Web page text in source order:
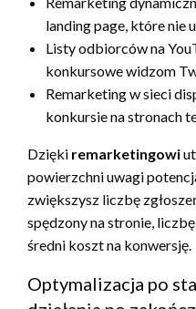
landing page, które nie
Listy odbiorców na
konkursowe widzom
Remarketing w sieci
konkursie na stronach
Dzięki remarketingowi
powierzchni uwagi
zwiększysz liczbę
spędzony na stronie,
średni koszt na konwersję.
Optymalizacja po